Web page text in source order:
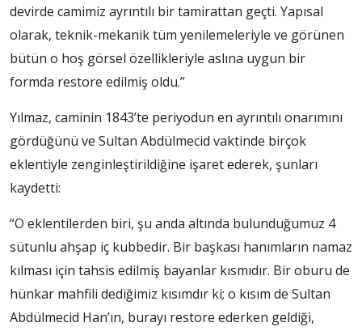
devirde camimiz ayrıntılı bir tamirattan geçti. Yapısal
olarak, teknik-mekanik tüm yenilemeleriyle ve görünen
bütün o hoş görsel özellikleriyle aslına uygun bir
formda restore edilmiş oldu.”
Yılmaz, caminin 1843’te periyodun en ayrıntılı onarımını
gördüğünü ve Sultan Abdülmecid vaktinde birçok
eklentiyle zenginleştirildiğine işaret ederek, şunları
kaydetti:
“O eklentilerden biri, şu anda altında bulunduğumuz 4
sütunlu ahşap iç kubbedir. Bir başkası hanımların namaz
kılması için tahsis edilmiş bayanlar kısmıdır. Bir oburu de
hünkar mahfili dediğimiz kısımdır ki; o kısım de Sultan
Abdülmecid Han’ın, burayı restore ederken geldiği,